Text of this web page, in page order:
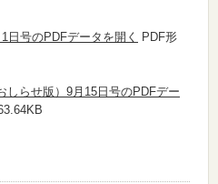
日号のPDFデータを開く
PDF形
しらせ版）9月15日号のPDFデー